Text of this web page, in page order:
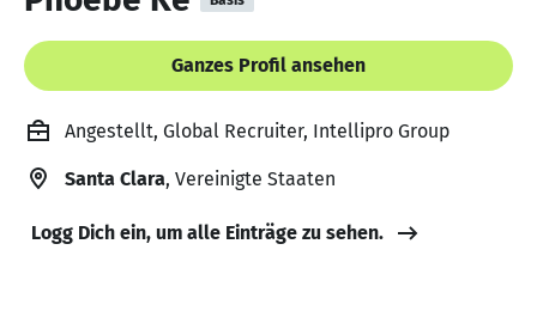
Ganzes Profil ansehen
Angestellt, Global Recruiter, Intellipro Group
Santa Clara, Vereinigte Staaten
Logg Dich ein, um alle Einträge zu sehen.